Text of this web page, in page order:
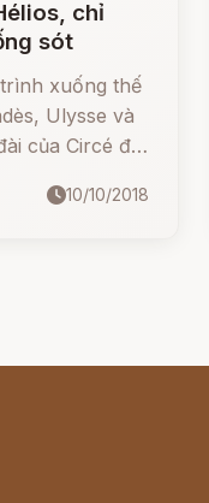
chỉ
sót
xuống thế
Ulysse và
của Circé để
ngọt.10/10/2018